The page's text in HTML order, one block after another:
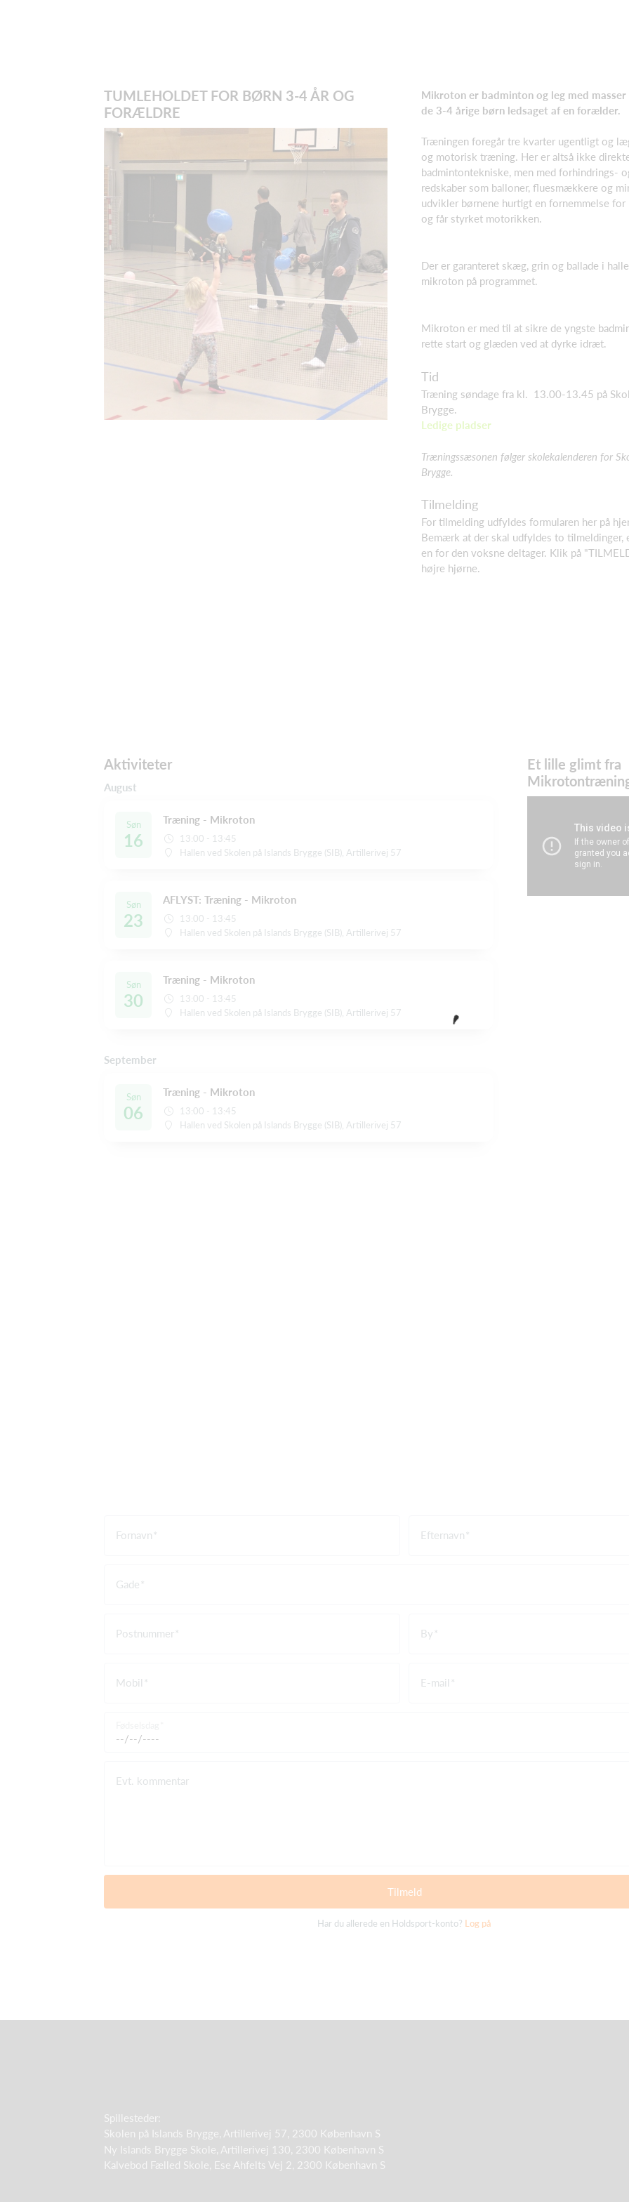
TUMLEHOLDET FOR BØRN 3-4 ÅR OG
FORÆLDRE
Mikroton er badminton og leg med
de 3-4 årige børn ledsaget af en forælder.
Træningen foregår tre kvarter ugentligt og
og motorisk træning. Her er altså ikke
badmintontekniske, men med forhindrings-
redskaber som balloner, fluesmækkere og
udvikler børnene hurtigt en fornemmelse
og får styrket motorikken.
Der er garanteret skæg, grin og ballade i
mikroton på programmet.
Mikroton er med til at sikre de yngste
rette start og glæden ved at dyrke idræt.
Tid
Træning søndage fra kl. 13.00-13.45 på
Brygge.
Ledige pladser
Træningssæsonen følger skolekalenderen for
Brygge.
Tilmelding
For tilmelding udfyldes formularen her på
Bemærk at der skal udfyldes to tilmeldinger,
en for den voksne deltager. Klik på
højre hjørne.
Aktiviteter
August
Søn
16
Træning - Mikroton
13:00 - 13:45
Hallen ved Skolen på Islands Brygge (SIB), Artillerivej 57
Søn
23
AFLYST: Træning - Mikroton
13:00 - 13:45
Hallen ved Skolen på Islands Brygge (SIB), Artillerivej 57
Søn
30
Træning - Mikroton
13:00 - 13:45
Hallen ved Skolen på Islands Brygge (SIB), Artillerivej 57
September
Søn
06
Træning - Mikroton
13:00 - 13:45
Hallen ved Skolen på Islands Brygge (SIB), Artillerivej 57
Et lille glimt fra
Fornavn Efternavn
Gade
Postnummer By
Mobil E-mail
Evt. kommentar
Tilmeld
Har du allerede en Holdsport-konto? Log på
Spillesteder:
Skolen på Islands Brygge, Artillerivej 57, 2300 København S
Ny Islands Brygge Skole, Artillerivej 130, 2300 København S
Kalvebod Fælled Skole, Ese Ahfelts Vej 2, 2300 København S